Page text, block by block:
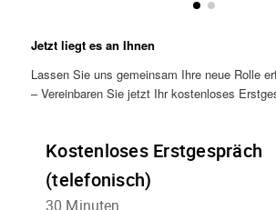
Jetzt liegt es an Ihnen
Lassen Sie uns gemeinsam Ihre neue Rolle
– Vereinbaren Sie jetzt Ihr kostenloses